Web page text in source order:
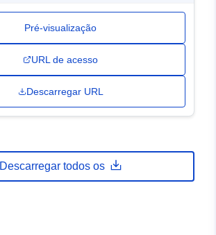
Pré-visualização
URL de acesso
Descarregar URL
Descarregar todos os